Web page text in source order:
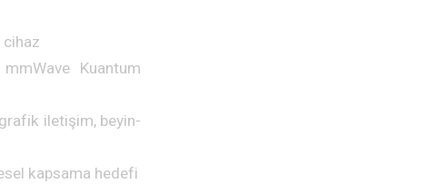
cihaz
Kuantum
iletişim, beyin-
kapsama hedefi